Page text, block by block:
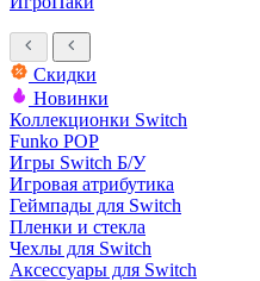
Скидки
Новинки
Коллекционки Switch
Funko POP
Игры Switch Б/У
Игровая атрибутика
Геймпады для Switch
Пленки и стекла
Чехлы для Switch
Аксессуары для Switch